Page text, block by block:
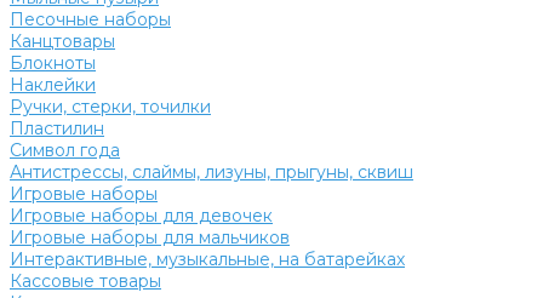
Песочные наборы
Канцтовары
Блокноты
Наклейки
Ручки, стерки, точилки
Пластилин
Символ года
Антистрессы, слаймы, лизуны, прыгуны, сквиш
Игровые наборы
Игровые наборы для девочек
Игровые наборы для мальчиков
Интерактивные, музыкальные, на батарейках
Кассовые товары